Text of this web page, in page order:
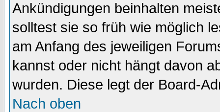
Ankündigungen beinhalten
solltest sie so früh wie möglich
am Anfang des jeweiligen
kannst oder nicht hängt davon
wurden. Diese legt der Board-
Nach oben